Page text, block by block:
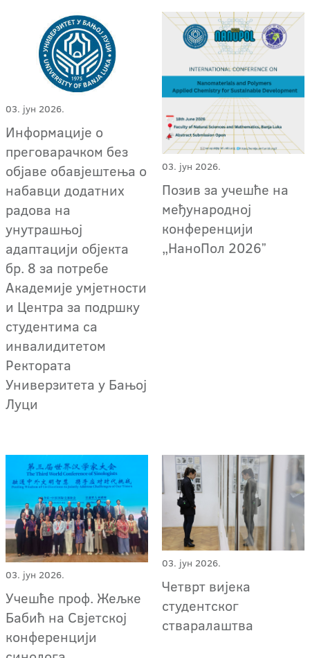
03. јун 2026.
Информације о
преговарачком без
објаве обавјештења о
набавци додатних
радова на
унутрашњој
адаптацији објекта
бр. 8 за потребе
Академије умјетности
и Центра за подршку
студентима са
инвалидитетом
Ректората
Универзитета у Бањој
Луци
03. јун 2026.
Позив за учешће на
међународној
конференцији
„НаноПол 2026ˮ
03. јун 2026.
Учешће проф. Жељке
Бабић на Свјетској
конференцији
03. јун 2026.
Четврт вијека
студентског
стваралаштва